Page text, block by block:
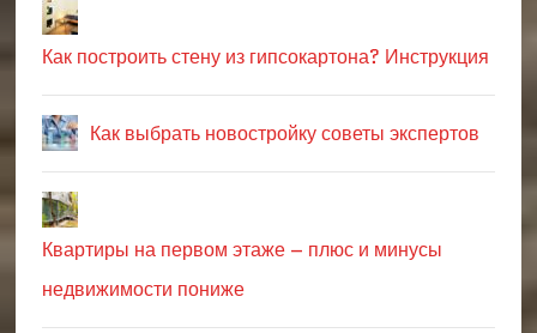
Как построить стену из гипсокартона? Инструкция
Как выбрать новостройку советы экспертов
Квартиры на первом этаже – плюс и минусы
недвижимости пониже